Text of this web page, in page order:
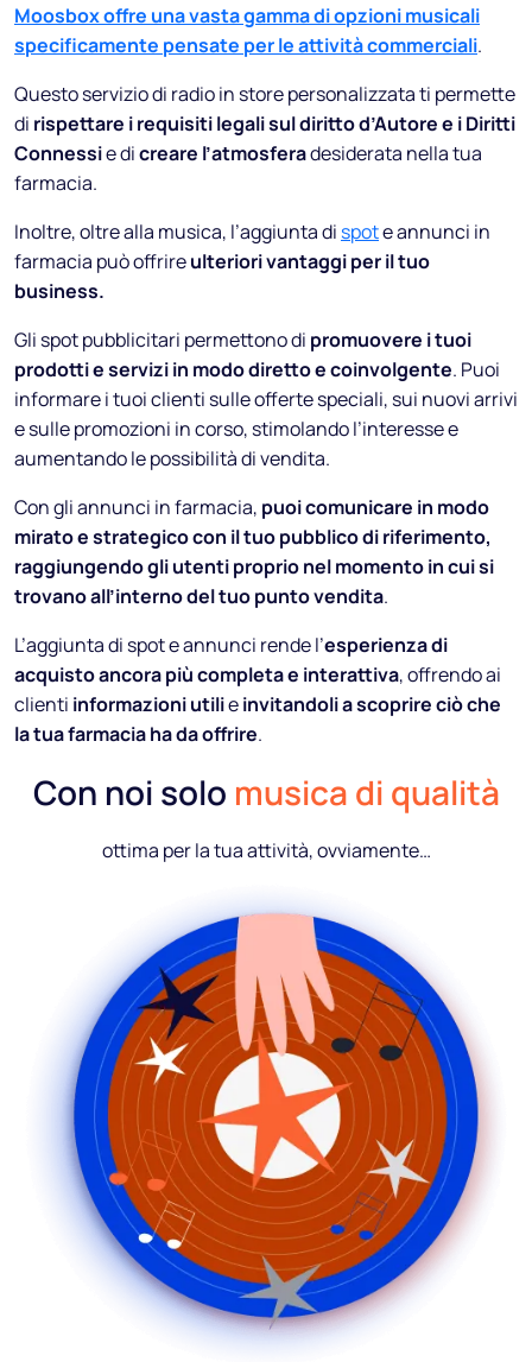
Moosbox offre una vasta gamma di opzioni musicali
specificamente pensate per le attività commerciali.
Questo servizio di radio in store personalizzata ti permette
di rispettare i requisiti legali sul diritto d’Autore e i Diritti
Connessie dicreare l’atmosferadesiderata nella tua
farmacia.
Inoltre, oltre alla musica, l’aggiunta di spote annunci in
farmacia può offrireulteriori vantaggi per il tuo
business.
Gli spot pubblicitari permettono di promuovere i tuoi
prodotti e servizi in modo diretto e coinvolgente. Puoi
informare i tuoi clienti sulle offerte speciali, sui nuovi arrivi
e sulle promozioni in corso, stimolando l’interesse e
aumentando le possibilità di vendita.
Con gli annunci in farmacia, puoi comunicare in modo
mirato e strategico con il tuo pubblico di riferimento,
raggiungendo gli utenti proprio nel momento in cui si
trovano all’interno del tuo punto vendita.
L’aggiunta di spot e annunci rende l’esperienza di
acquisto ancora più completa e interattiva, offrendo ai
clienti informazioni utilieinvitandoli a scoprire ciò che
la tua farmacia ha da offrire.
Con noi solo musica di qualità
ottima per la tua attività, ovviamente…